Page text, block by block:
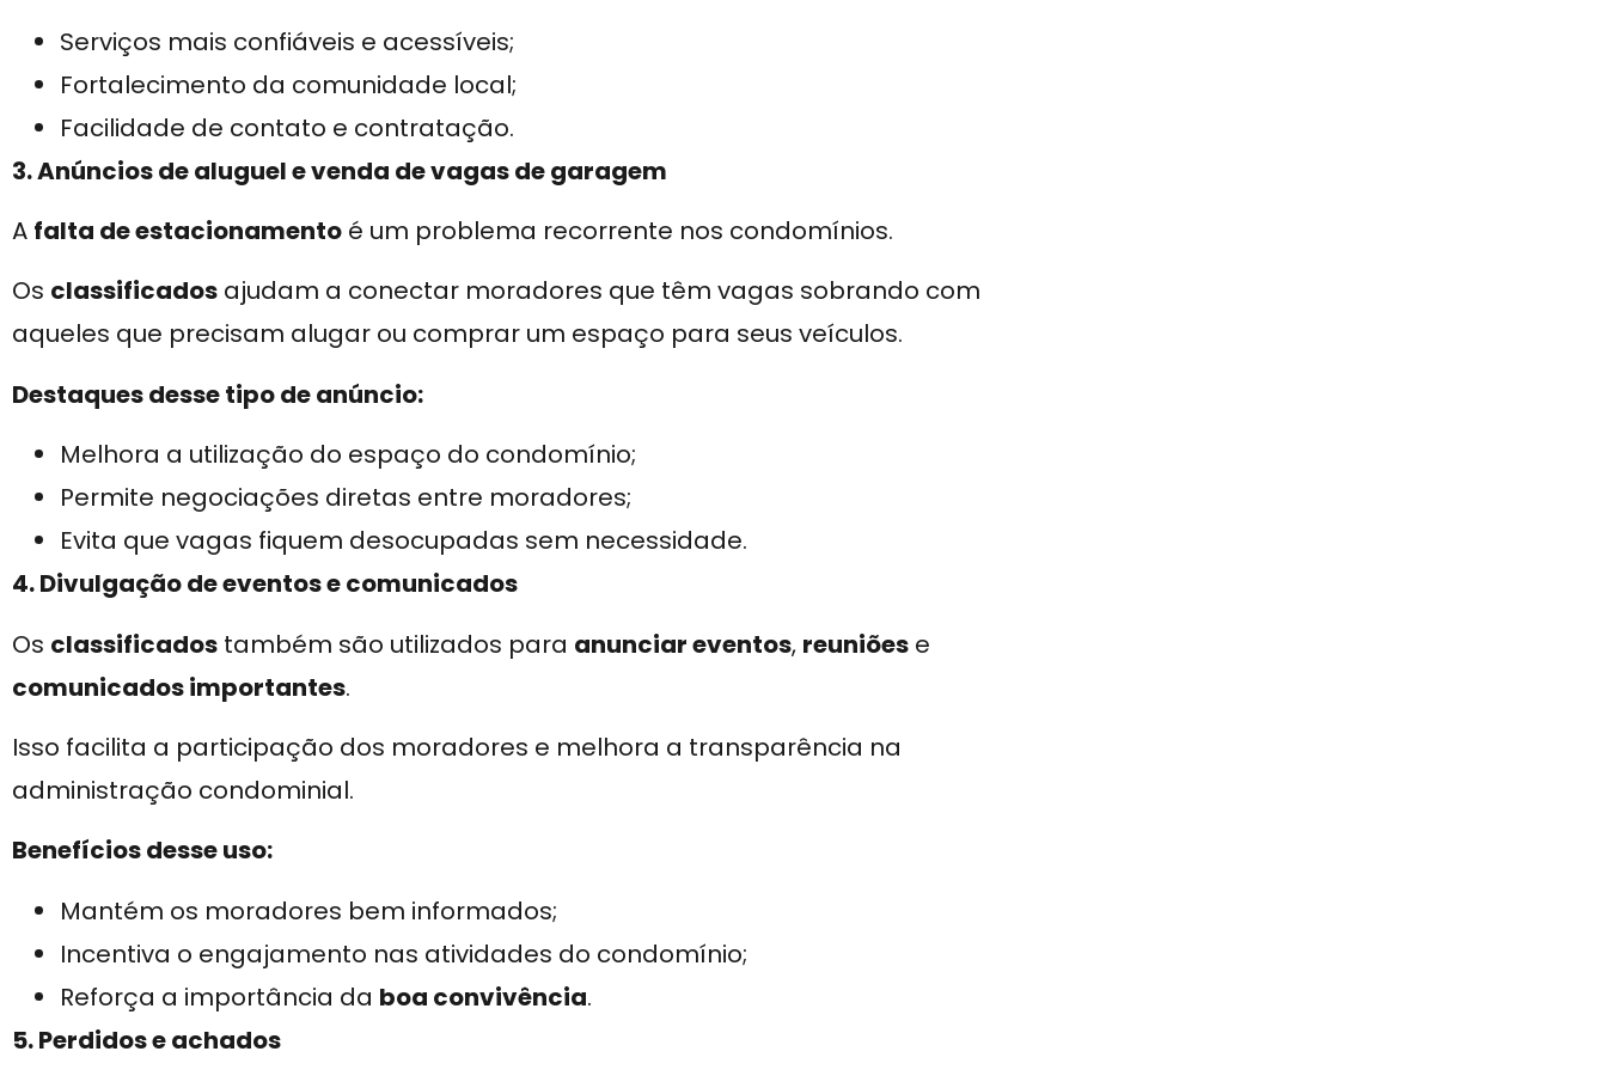
Serviços mais confiáveis e acessíveis;
Fortalecimento da comunidade local;
Facilidade de contato e contratação.
3. Anúncios de aluguel e venda de vagas de garagem
A falta de estacionamento é um problema recorrente nos condomínios.
Os classificados ajudam a conectar moradores que têm vagas sobrando com
aqueles que precisam alugar ou comprar um espaço para seus veículos.
Destaques desse tipo de anúncio:
Melhora a utilização do espaço do condomínio;
Permite negociações diretas entre moradores;
Evita que vagas fiquem desocupadas sem necessidade.
4. Divulgação de eventos e comunicados
Os classificados também são utilizados para anunciar eventos, reuniões e
comunicados importantes.
Isso facilita a participação dos moradores e melhora a transparência na
administração condominial.
Benefícios desse uso:
Mantém os moradores bem informados;
Incentiva o engajamento nas atividades do condomínio;
Reforça a importância da boa convivência.
5. Perdidos e achados